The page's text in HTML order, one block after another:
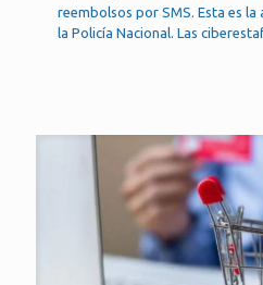
reembolsos por SMS. Esta es
la Policía Nacional. Las